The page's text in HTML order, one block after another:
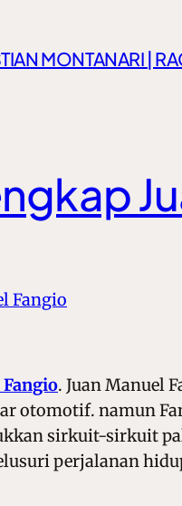
MONTANARI |
. Juan Manuel
otomotif. namun
sirkuit-sirkuit
perjalanan